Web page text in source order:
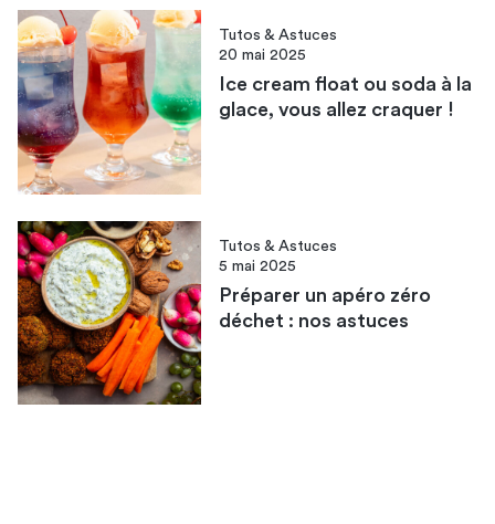
Tutos & Astuces
20 mai 2025
Ice cream float ou soda à la
glace​, vous allez craquer !
Tutos & Astuces
5 mai 2025
Préparer un apéro zéro
déchet : nos astuces